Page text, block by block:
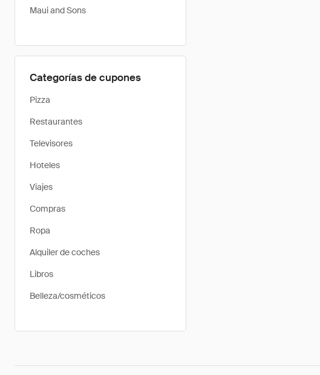
Maui and Sons
Categorías de cupones
Pizza
Restaurantes
Televisores
Hoteles
Viajes
Compras
Ropa
Alquiler de coches
Libros
Belleza/cosméticos